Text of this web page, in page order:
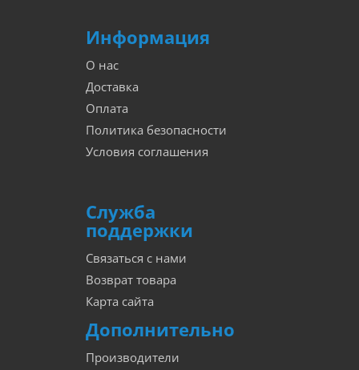
Информация
О нас
Доставка
Оплата
Политика безопасности
Условия соглашения
Служба
поддержки
Связаться с нами
Возврат товара
Карта сайта
Дополнительно
Производители